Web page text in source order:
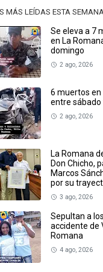
MÁS LEÍDAS ESTA
Se eleva a 7
en La
domingo
2 ago, 2026
6 muertos en
entre sábado
2 ago, 2026
La Romana
Don Chicho,
Marcos
por su
3 ago, 2026
Sepultan a
accidente de
Romana
4 ago, 2026